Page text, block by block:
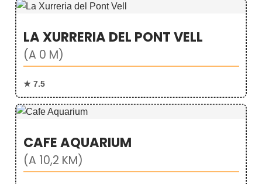
LA XURRERIA DEL PONT VELL
(A 0 M)
★ 7.5
CAFE AQUARIUM
(A 10,2 KM)